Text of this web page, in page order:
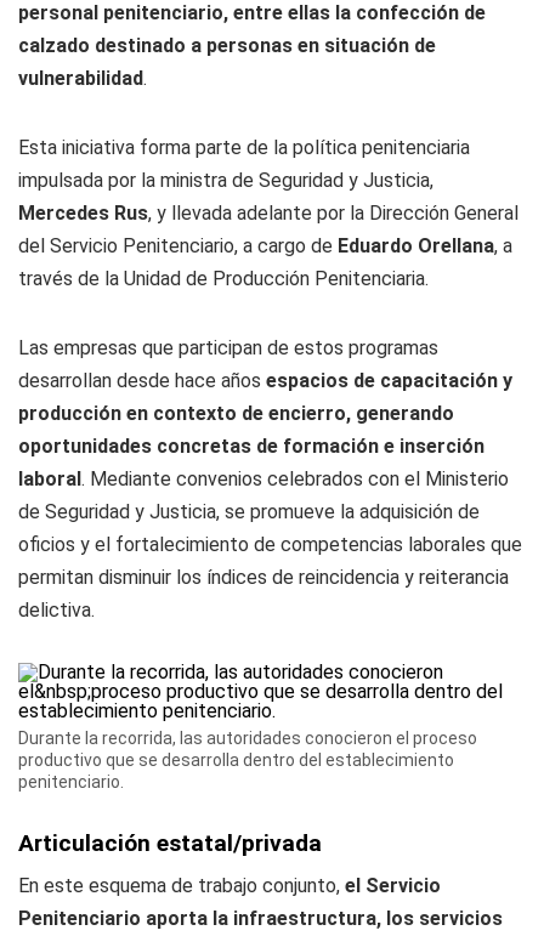
personal penitenciario, entre ellas la confección de
calzado destinado a personas en situación de
vulnerabilidad.
Esta iniciativa forma parte de la política penitenciaria
impulsada por la ministra de Seguridad y Justicia,
Mercedes Rus, y llevada adelante por la Dirección General
del Servicio Penitenciario, a cargo de Eduardo Orellana, a
través de la Unidad de Producción Penitenciaria.
Las empresas que participan de estos programas
desarrollan desde hace años espacios de capacitación y
producción en contexto de encierro, generando
oportunidades concretas de formación e inserción
laboral. Mediante convenios celebrados con el Ministerio
de Seguridad y Justicia, se promueve la adquisición de
oficios y el fortalecimiento de competencias laborales que
permitan disminuir los índices de reincidencia y reiterancia
delictiva.
Durante la recorrida, las autoridades conocieron el proceso
productivo que se desarrolla dentro del establecimiento
penitenciario.
Articulación estatal/privada
En este esquema de trabajo conjunto, el Servicio
Penitenciario aporta la infraestructura, los servicios